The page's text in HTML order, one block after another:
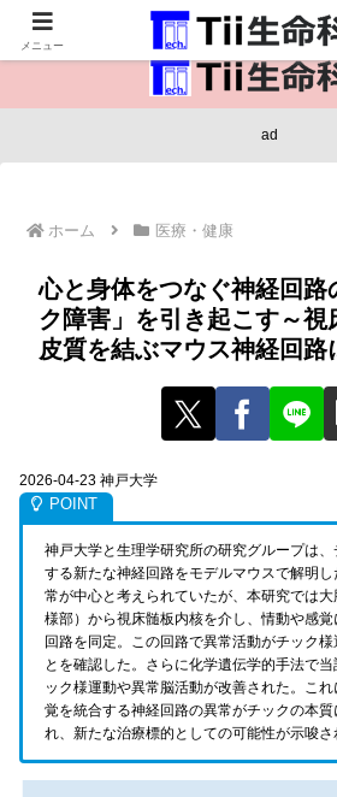
医療保健・生命・生物の情報
ad
ホーム 医療・健康
心と身体をつなぐ神経回路
ク障害」を引き起こす～視
皮質を結ぶマウス神経回路
2026-04-23 神戸大学
神戸大学と生理学研究所の研究グループは
する新たな神経回路をモデルマウスで解明
常が中心と考えられていたが、本研究では
様部）から視床髄板内核を介し、情動や感
回路を同定。この回路で異常活動がチック
とを確認した。さらに化学遺伝学的手法で
ック様運動や異常脳活動が改善された。こ
覚を統合する神経回路の異常がチックの本
れ、新たな治療標的としての可能性が示唆さ
メニュー